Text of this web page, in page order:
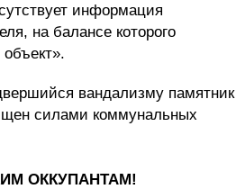
информация
на балансе которого
вандализму памятник
силами коммунальных
ОККУПАНТАМ!